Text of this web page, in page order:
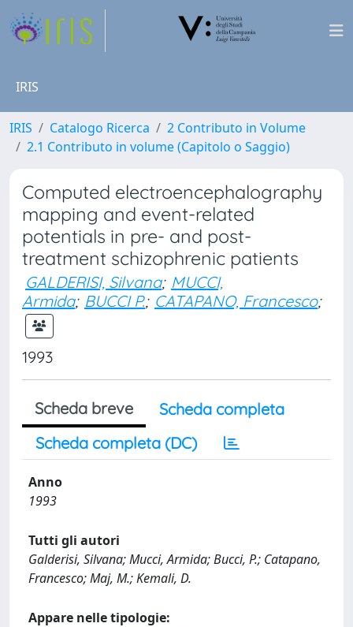
IRIS
IRIS Catalogo Ricerca
2 Contributo in Volume
2.1 Contributo in volume (Capitolo o Saggio)
Computed electroencephalography
mapping and event-related
potentials in pre- and post-
treatment schizophrenic patients
GALDERISI, Silvana; MUCCI,
Armida; BUCCI P.; CATAPANO, Francesco;
1993
Scheda breve
Scheda completa
Scheda completa (DC)
Anno
1993
Tutti gli autori
Galderisi, Silvana; Mucci, Armida; Bucci, P.; Catapano,
Francesco; Maj, M.; Kemali, D.
Appare nelle tipologie: